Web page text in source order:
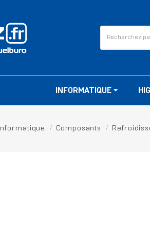
INFORMATIQUE
Informatique Composants